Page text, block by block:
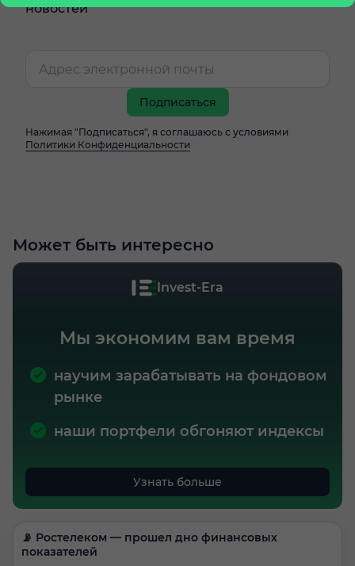
новостей
Подписаться
Нажимая "Подписаться", я соглашаюсь с условиями
Политики Конфиденциальности
Может быть интересно
Invest-Era
Мы экономим вам время
научим зарабатывать на фондовом
рынке
наши портфели обгоняют индексы
Узнать больше
📡 Ростелеком — прошел дно финансовых
показателей